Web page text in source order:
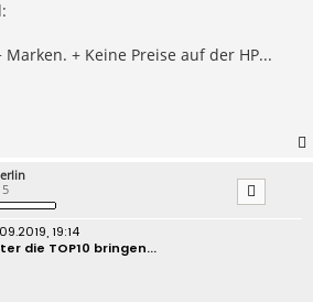
+ Keine Preise auf der HP...
19:14
die TOP10 bringen...